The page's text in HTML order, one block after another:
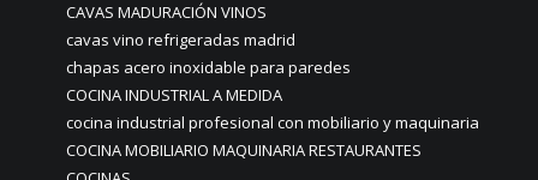
CAVAS MADURACIÓN VINOS
cavas vino refrigeradas madrid
chapas acero inoxidable para paredes
COCINA INDUSTRIAL A MEDIDA
cocina industrial profesional con mobiliario y maquinaria
COCINA MOBILIARIO MAQUINARIA RESTAURANTES